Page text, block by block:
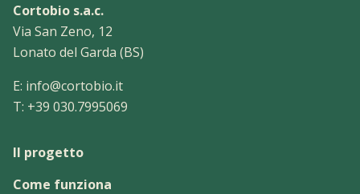
Cortobio s.a.c.
Via San Zeno, 12
Lonato del Garda (BS)
E: info@cortobio.it
T: +39 030.7995069
Il progetto
Come funziona